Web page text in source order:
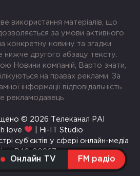
Онлайн TV FM радіо
використання матеріалів, що
дозволяється за умови активного
конкретну новину та згадки
другого абзацу тексту.
Новини компаній, Варто знати,
на правах реклами. За
інформації відповідальність
рекламодавець
© 2026 Телеканал РАІ
love
| Hi-IT Studio
суб’єктів у сфері онлайн-медіа
R40-00967